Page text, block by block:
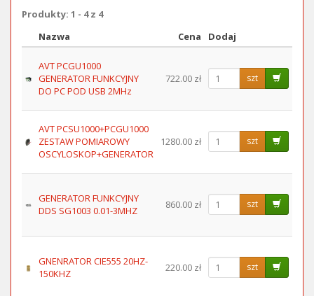
Produkty: 1 - 4 z 4
Obraz
Nazwa Cena Dodaj
AVT PCGU1000
GENERATOR FUNKCYJNY
DO PC POD USB 2MHz
722.00 zł szt
AVT PCSU1000+PCGU1000
ZESTAW POMIAROWY
OSCYLOSKOP+GENERATOR
1280.00 zł szt
GENERATOR FUNKCYJNY
DDS SG1003 0.01-3MHZ
860.00 zł szt
GNENRATOR CIE555 20HZ-
150KHZ
220.00 zł szt